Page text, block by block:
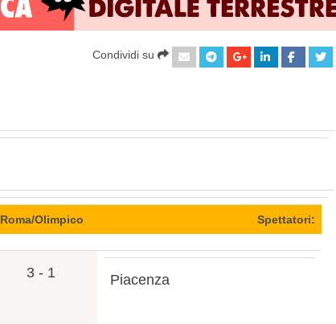
Condividi su
Roma/Olimpico Spettatori:
3 - 1 Piacenza